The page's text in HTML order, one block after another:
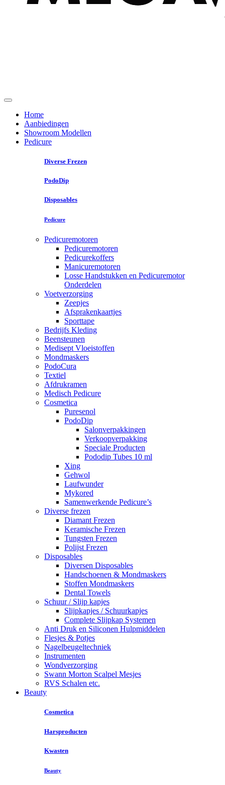
Home
Aanbiedingen
Showroom Modellen
Pedicure
Diverse Frezen
PodoDip
Disposables
Pedicure
Pedicuremotoren
Pedicuremotoren
Pedicurekoffers
Manicuremotoren
Losse Handstukken en Pedicuremotor
Onderdelen
Voetverzorging
Zeepjes
Afsprakenkaartjes
Sporttape
Bedrijfs Kleding
Beensteunen
Medisept Vloeistoffen
Mondmaskers
PodoCura
Textiel
Afdrukramen
Medisch Pedicure
Cosmetica
Puresenol
PodoDip
Salonverpakkingen
Verkoopverpakking
Speciale Producten
Pododip Tubes 10 ml
Xing
Gehwol
Laufwunder
Mykored
Samenwerkende Pedicure’s
Diverse frezen
Diamant Frezen
Keramische Frezen
Tungsten Frezen
Polijst Frezen
Disposables
Diversen Disposables
Handschoenen & Mondmaskers
Stoffen Mondmaskers
Dental Towels
Schuur / Slijp kapjes
Slijpkapjes / Schuurkapjes
Complete Slijpkap Systemen
Anti Druk en Siliconen Hulpmiddelen
Flesjes & Potjes
Nagelbeugeltechniek
Instrumenten
Wondverzorging
Swann Morton Scalpel Mesjes
RVS Schalen etc.
Beauty
Cosmetica
Harsproducten
Kwasten
Beauty